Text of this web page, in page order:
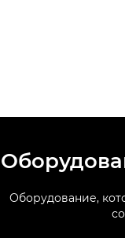
Оборудование,